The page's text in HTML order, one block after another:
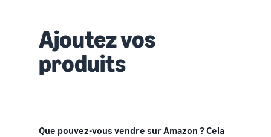
Ajoutez vos
produits
Que pouvez-vous vendre sur Amazon ? Cela